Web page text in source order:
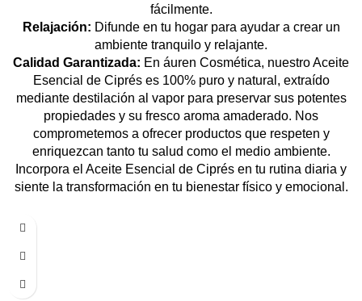
fácilmente.
Relajación: Difunde en tu hogar para ayudar a crear un
ambiente tranquilo y relajante.
Calidad Garantizada: En áuren Cosmética, nuestro Aceite
Esencial de Ciprés es 100% puro y natural, extraído
mediante destilación al vapor para preservar sus potentes
propiedades y su fresco aroma amaderado. Nos
comprometemos a ofrecer productos que respeten y
enriquezcan tanto tu salud como el medio ambiente.
Incorpora el Aceite Esencial de Ciprés en tu rutina diaria y
siente la transformación en tu bienestar físico y emocional.